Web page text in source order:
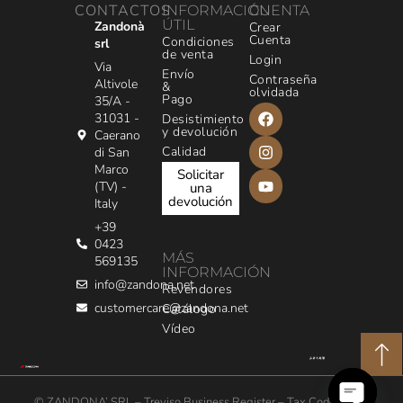
CONTACTOS
Zandonà
srl
Via
Altivole
35/A -
31031 -
Caerano
di San
Marco
(TV) -
Italy
+39
0423
569135
info@zandona.net
customercare@zandona.net
INFORMACIÓN
ÚTIL
Condiciones
de venta
Envío
&
Pago
Desistimiento
y devolución
Calidad
Solicitar
una
devolución
MÁS
INFORMACIÓN
Revendores
Catálogo
Vídeo
CUENTA
Crear
Cuenta
Login
Contraseña
olvidada